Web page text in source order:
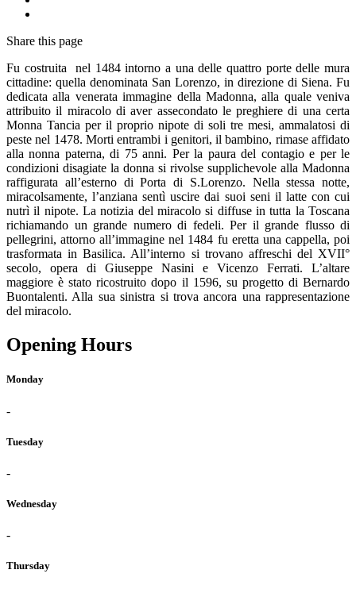
Share this page
Fu costruita nel 1484 intorno a una delle quattro porte delle mura
cittadine: quella denominata San Lorenzo, in direzione di Siena. Fu
dedicata alla venerata immagine della Madonna, alla quale veniva
attribuito il miracolo di aver assecondato le preghiere di una certa
Monna Tancia per il proprio nipote di soli tre mesi, ammalatosi di
peste nel 1478. Morti entrambi i genitori, il bambino, rimase affidato
alla nonna paterna, di 75 anni. Per la paura del contagio e per le
condizioni disagiate la donna si rivolse supplichevole alla Madonna
raffigurata all’esterno di Porta di S.Lorenzo. Nella stessa notte,
miracolsamente, l’anziana sentì uscire dai suoi seni il latte con cui
nutrì il nipote. La notizia del miracolo si diffuse in tutta la Toscana
richiamando un grande numero di fedeli. Per il grande flusso di
pellegrini, attorno all’immagine nel 1484 fu eretta una cappella, poi
trasformata in Basilica. All’interno si trovano affreschi del XVII°
secolo, opera di Giuseppe Nasini e Vicenzo Ferrati. L’altare
maggiore è stato ricostruito dopo il 1596, su progetto di Bernardo
Buontalenti. Alla sua sinistra si trova ancora una rappresentazione
del miracolo.
Opening Hours
Monday
-
Tuesday
-
Wednesday
-
Thursday